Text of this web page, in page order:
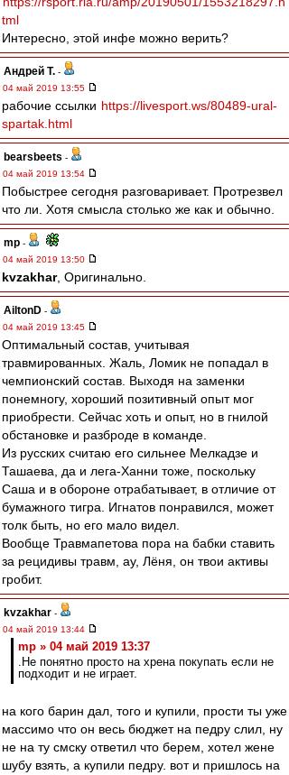
tml
Интересно, этой инфе можно верить?
Андрей Т. -
04 май 2019 13:55
рабочие ссылки https://livesport.ws/80489-ural-
spartak.html
bearsbeets -
04 май 2019 13:54
Побыстрее сегодня разговаривает. Протрезвел
что ли. Хотя смысла столько же как и обычно.
mp -
04 май 2019 13:50
kvzakhar, Оригинально.
AiltonD -
04 май 2019 13:45
Оптимальный состав, учитывая
травмированных. Жаль, Ломик не попадал в
чемпионский состав. Выходя на заменки
понемногу, хороший позитивный опыт мог
приобрести. Сейчас хоть и опыт, но в гнилой
обстановке и разброде в команде.
Из русских считаю его сильнее Мелкадзе и
Ташаева, да и лега-Ханни тоже, поскольку
Саша и в обороне отрабатывает, в отличие от
бумажного тигра. Игнатов понравился, может
толк быть, но его мало видел.
Вообще Травмапетова пора на бабки ставить
за рецидивы травм, ау, Лёня, он твои активы
гробит.
kvzakhar -
04 май 2019 13:44
mp » 04 май 2019 13:37
.Не понятно просто на хрена покупать если не
подходит и не играет.
на кого барин дал, того и купили, прости ты уже
массимо что он весь бюджет на педру слил, ну
не на ту смску ответил что берем, хотел жене
шубу взять, а купили педру. вот и пришлось на